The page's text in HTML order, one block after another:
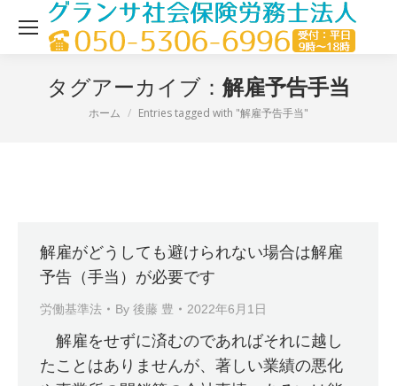
タグアーカイブ： 解雇予告手当
現在地：
ホーム Entries tagged with "解雇予告手当"
解雇がどうしても避けられない場合は解雇
予告（手当）が必要です
労働基準法 By 後藤 豊 2022年6月1日
解雇をせずに済むのであればそれに越し
たことはありませんが、著しい業績の悪化